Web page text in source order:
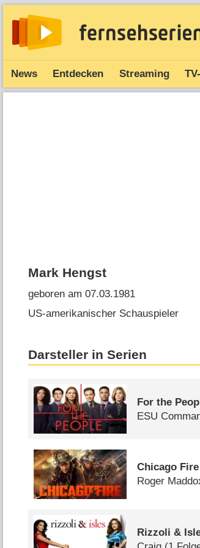
News Entdecken Streaming
Mark Hengst
geboren am 07.03.1981
US-amerikanischer Schauspieler
Darsteller in Serien
For the
ESU
Chicago Fire
Roger
Rizzoli &